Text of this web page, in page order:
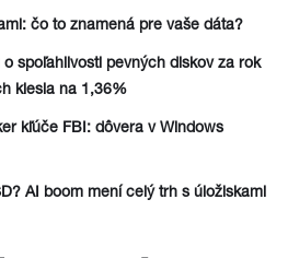
čo to znamená pre vaše dáta?
spoľahlivosti pevných diskov za rok
klesla na 1,36%
kľúče FBI: dôvera v Windows
AI boom mení celý trh s úložiskami